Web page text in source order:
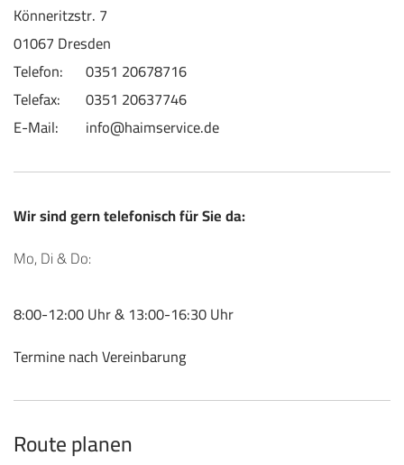
Könneritzstr. 7
01067 Dresden
Telefon:
0351 20678716
Telefax:
0351 20637746
E-Mail:
info@haimservice.de
Wir sind gern telefonisch für Sie da:
Mo, Di & Do:
8:00-12:00 Uhr & 13:00-16:30 Uhr
Termine nach Vereinbarung
Route planen